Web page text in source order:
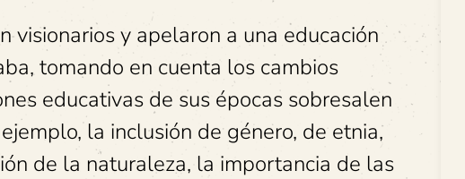
visionarios y apelaron a una educación
tomando en cuenta los cambios
educativas de sus épocas sobresalen
la inclusión de género, de etnia,
de la naturaleza, la importancia de las